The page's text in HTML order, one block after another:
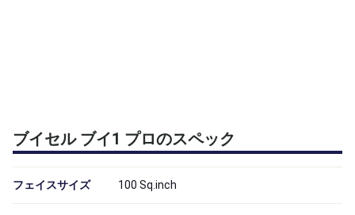
ブイセル ブイ1 プロのスペック
フェイスサイズ 100 Sq.inch